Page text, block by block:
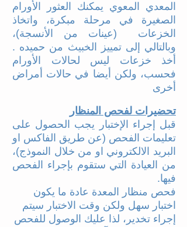
المعدي المعوي يمكنك العثور الأورام
الصغيرة في مرحلة مبكرة، واتخاذ
الخزعات (عينات من الأنسجة)،
وبالتالي إلى تمييز الخبيث من حميده .
أخذ خزعات ليس لحالات الأورام
فحسب، ولكن أيضا في حالات أمراض
أخرى
تحضيرات لفحص المنظار
قبل إجراء الإختبار يجب الحصول على
تعليمات الفحص (عن طريق الفاكس او
البريد الالكتروني او من خلال النموذج)،
من العيادة التي ستقوم بإجراء الفحص
فيها.
فحص منظار المعدة عادة ما يكون
اختبار سهل ولكن وقت الاختبار سيتم
إجراء تخدير، لذا عليك الوصول للفحص